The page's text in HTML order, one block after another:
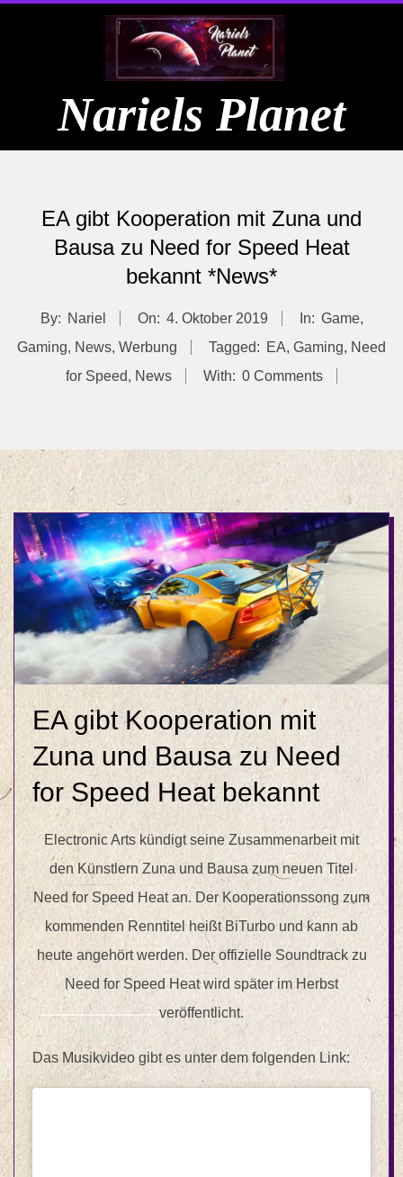
Nariels Planet
MenuEA gibt Kooperation mit Zuna und
Bausa zu Need for Speed Heat
bekannt *News*
By: Nariel On: 4. Oktober 2019 In: Game,
Gaming, News, Werbung Tagged: EA, Gaming, Need
for Speed, News With: 0 Comments
EA gibt Kooperation mit
Zuna und Bausa zu Need
for Speed Heat bekannt
Electronic Arts kündigt seine Zusammenarbeit mit
den Künstlern Zuna und Bausa zum neuen Titel
Need for Speed Heat an. Der Kooperationssong zum
kommenden Renntitel heißt BiTurbo und kann ab
heute angehört werden. Der offizielle Soundtrack zu
Need for Speed Heat wird später im Herbst
veröffentlicht.
Das Musikvideo gibt es unter dem folgenden Link: